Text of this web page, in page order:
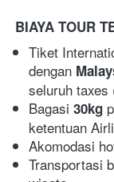
BIAYA TOUR
Tiket
dengan
seluruh taxes
Bagasi 30kg
ketentuan
Akomodasi
Transportasi